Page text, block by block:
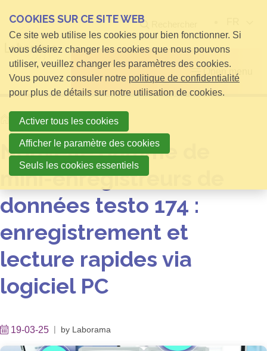
Open menu
HomeNouvelles
Nouvelle gamme de
mini-enregistreurs de
données testo 174 :
enregistrement et
lecture rapides via
logiciel PC
19-03-25 by Laborama
COOKIES SUR CE SITE WEB
Ce site web utilise les cookies pour bien fonctionner. Si
vous désirez changer les cookies que nous pouvons
utiliser, veuillez changer les paramètres des cookies.
Vous pouvez consuler notre politique de confidentialité
pour plus de détails sur notre utilisation de cookies.
Activer tous les cookies
Afficher le paramètre des cookies
Seuls les cookies essentiels